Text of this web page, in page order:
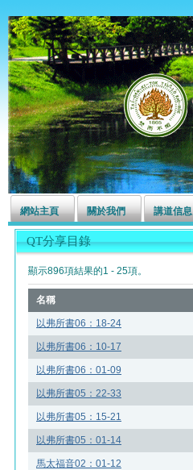
左營長老教會
網站主頁 關於我們 講道信息
QT分享目錄
顯示896項結果的1 - 25項。
名稱
以弗所書06：18-24
以弗所書06：10-17
以弗所書06：01-09
以弗所書05：22-33
以弗所書05：15-21
以弗所書05：01-14
馬太福音02：01-12